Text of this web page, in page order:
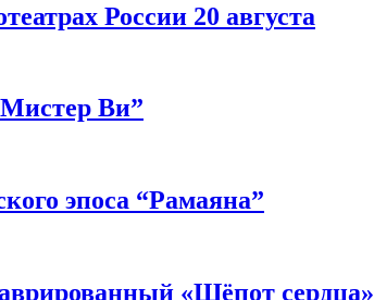
России 20 августа
Ви”
эпоса “Рамаяна”
«Шёпот сердца»